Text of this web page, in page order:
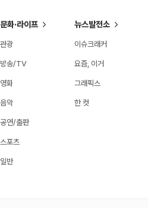
문화·라이프
관광
방송/TV
영화
음악
공연/출판
스포츠
일반
뉴스발전소
이슈크래커
요즘, 이거
그래픽스
한 컷